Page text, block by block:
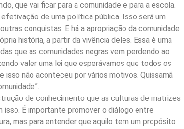
que vai ficar para a comunidade e para a escola.
de uma política pública. Isso será um
conquistas. E há a apropriação da comunidade
história, a partir da vivência deles. Essa é uma
que as comunidades negras vem perdendo ao
valer uma lei que esperávamos que todos os
não aconteceu por vários motivos. Quissamã
de conhecimento que as culturas de matrizes
isso. É importante promover o diálogo entre
mas para entender que aquilo tem um propósito